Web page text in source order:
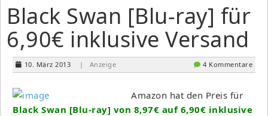
Black Swan [Blu-ray] für
6,90€ inklusive Versand
10. März 2013 | Anzeige 4 Kommentare
Amazon hat den Preis für
Black Swan [Blu-ray] von 8,97€ auf 6,90€ inklusive